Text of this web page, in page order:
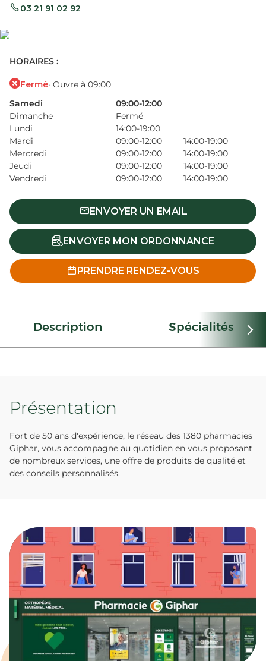
03 21 91 02 92
HORAIRES :
Fermé· Ouvre à 09:00
Samedi
09:00-12:00
Dimanche
Fermé
Lundi
14:00-19:00
Mardi
09:00-12:00
14:00-19:00
Mercredi
09:00-12:00
14:00-19:00
Jeudi
09:00-12:00
14:00-19:00
Vendredi
09:00-12:00 14:00-19:00
ENVOYER UN EMAIL
ENVOYER MON ORDONNANCE
PRENDRE RENDEZ-VOUS
Description Spécialités
Présentation
Fort de 50 ans d'expérience, le réseau des 1380 pharmacies
Giphar, vous accompagne au quotidien en vous proposant
de nombreux services, une offre de produits de qualité et
des conseils personnalisés.